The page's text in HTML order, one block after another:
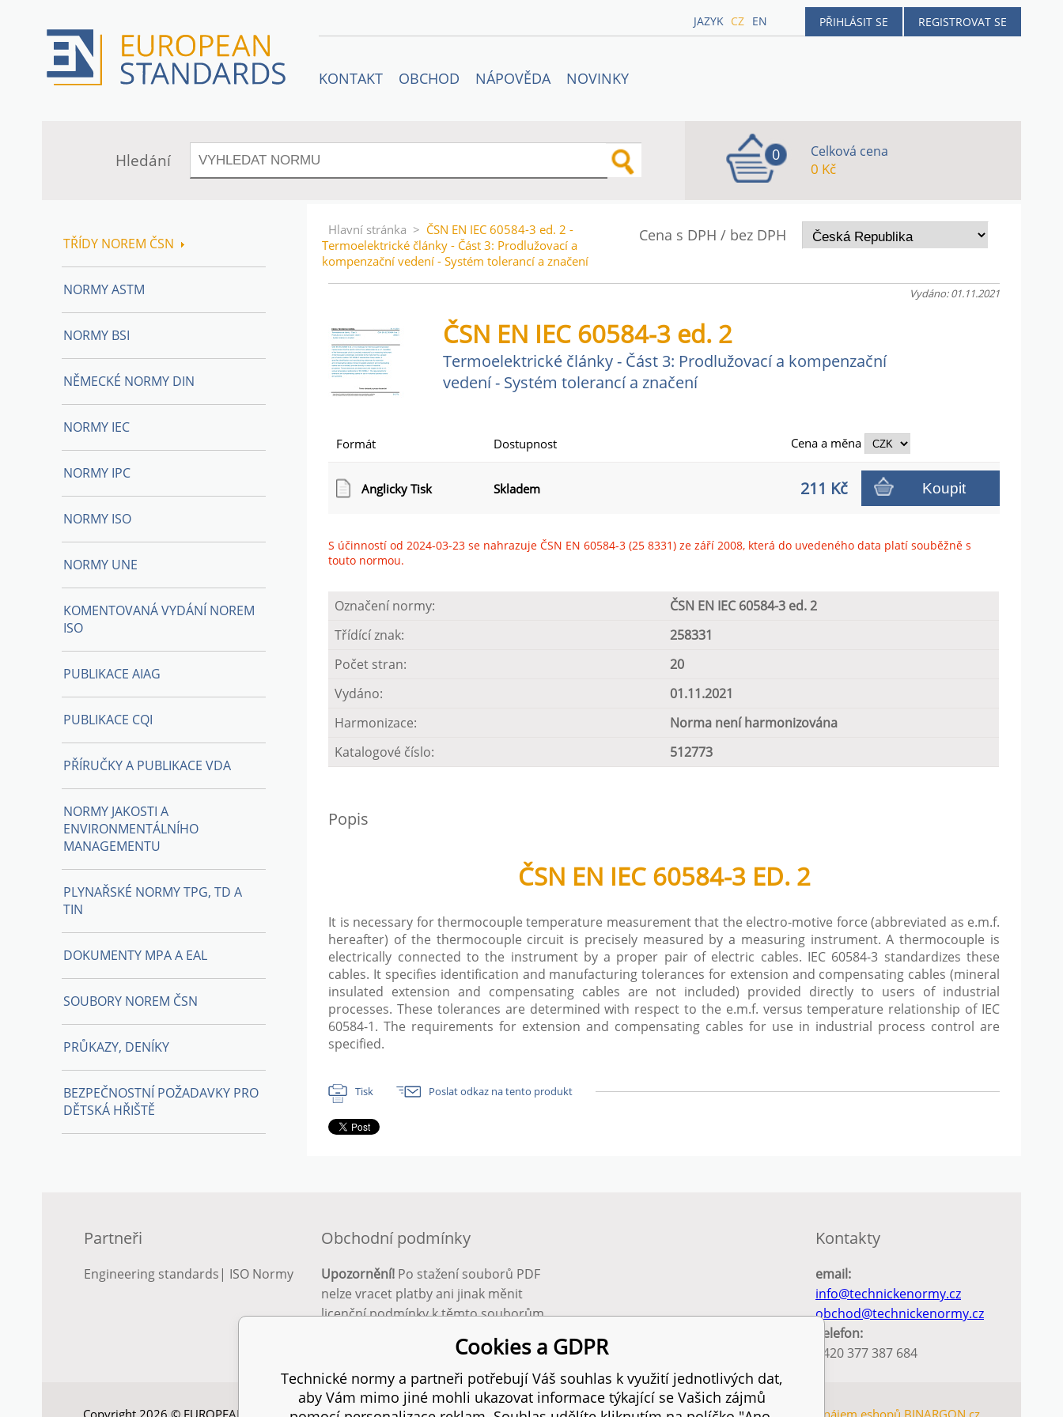
PŘIHLÁSIT SE REGISTROVAT SE
JAZYK CZ EN
KONTAKT OBCHOD NÁPOVĚDA NOVINKY
Hledání 0 Celková cena
0 Kč
Cena s DPH / bez DPH
Hlavní stránka > ČSN EN IEC 60584-3 ed. 2 -
Termoelektrické články - Část 3: Prodlužovací a
kompenzační vedení - Systém tolerancí a značení
Vydáno: 01.11.2021
ČSN EN IEC 60584-3 ed. 2
Termoelektrické články - Část 3: Prodlužovací a kompenzační
vedení - Systém tolerancí a značení
Formát Dostupnost Cena a měna
Anglicky Tisk Skladem 211 Kč Koupit
S účinností od 2024-03-23 se nahrazuje ČSN EN 60584-3 (25 8331) ze září 2008, která do uvedeného data platí souběžně s
touto normou.
Označení normy:
ČSN EN IEC 60584-3 ed. 2
Třídící znak:
258331
Počet stran:
20
Vydáno:
01.11.2021
Harmonizace:
Norma není harmonizována
Katalogové číslo:
512773
Popis
ČSN EN IEC 60584-3 ED. 2
It is necessary for thermocouple temperature measurement that the electro-motive force (abbreviated as e.m.f.
hereafter) of the thermocouple circuit is precisely measured by a measuring instrument. A thermocouple is
electrically connected to the instrument by a proper pair of electric cables. IEC 60584-3 standardizes these
cables. It specifies identification and manufacturing tolerances for extension and compensating cables (mineral
insulated extension and compensating cables are not included) provided directly to users of industrial
processes. These tolerances are determined with respect to the e.m.f. versus temperature relationship of IEC
60584-1. The requirements for extension and compensating cables for use in industrial process control are
specified.
Tisk Poslat odkaz na tento produkt
TŘÍDY NOREM ČSN
NORMY ASTM
NORMY BSI
NĚMECKÉ NORMY DIN
NORMY IEC
NORMY IPC
NORMY ISO
NORMY UNE
KOMENTOVANÁ VYDÁNÍ NOREM
ISO
PUBLIKACE AIAG
PUBLIKACE CQI
PŘÍRUČKY A PUBLIKACE VDA
NORMY JAKOSTI A
ENVIRONMENTÁLNÍHO
MANAGEMENTU
PLYNAŘSKÉ NORMY TPG, TD A
TIN
DOKUMENTY MPA A EAL
SOUBORY NOREM ČSN
PRŮKAZY, DENÍKY
BEZPEČNOSTNÍ POŽADAVKY PRO
DĚTSKÁ HŘIŠTĚ
Partneři
Engineering standards | ISO Normy
Obchodní podmínky
Upozornění! Po stažení souborů PDF
nelze vracet platby ani jinak měnit
licenční podmínky k těmto souborům.
Kontakty
email:
info@technickenormy.cz
obchod@technickenormy.cz
Telefon:
+420 377 387 684
Copyright 2026 © EUROPEAN STANDARD. Všechna práva vyhrazena. SITEMAP Tvorba a pronájem eshopů BINARGON.cz
Cookies a GDPR
Technické normy a partneři potřebují Váš souhlas k využití jednotlivých dat,
aby Vám mimo jiné mohli ukazovat informace týkající se Vašich zájmů